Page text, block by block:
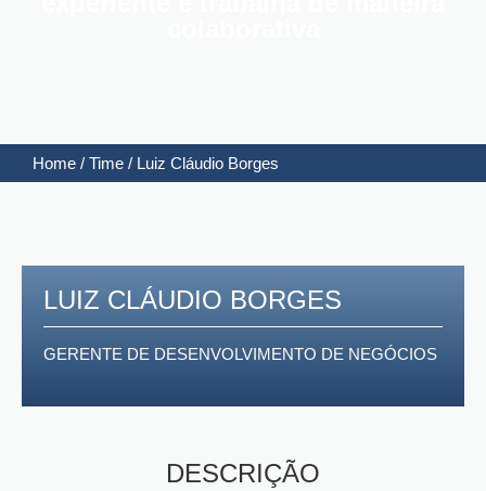
Home / Time / Luiz Cláudio Borges
LUIZ CLÁUDIO BORGES
GERENTE DE DESENVOLVIMENTO DE NEGÓCIOS
DESCRIÇÃO